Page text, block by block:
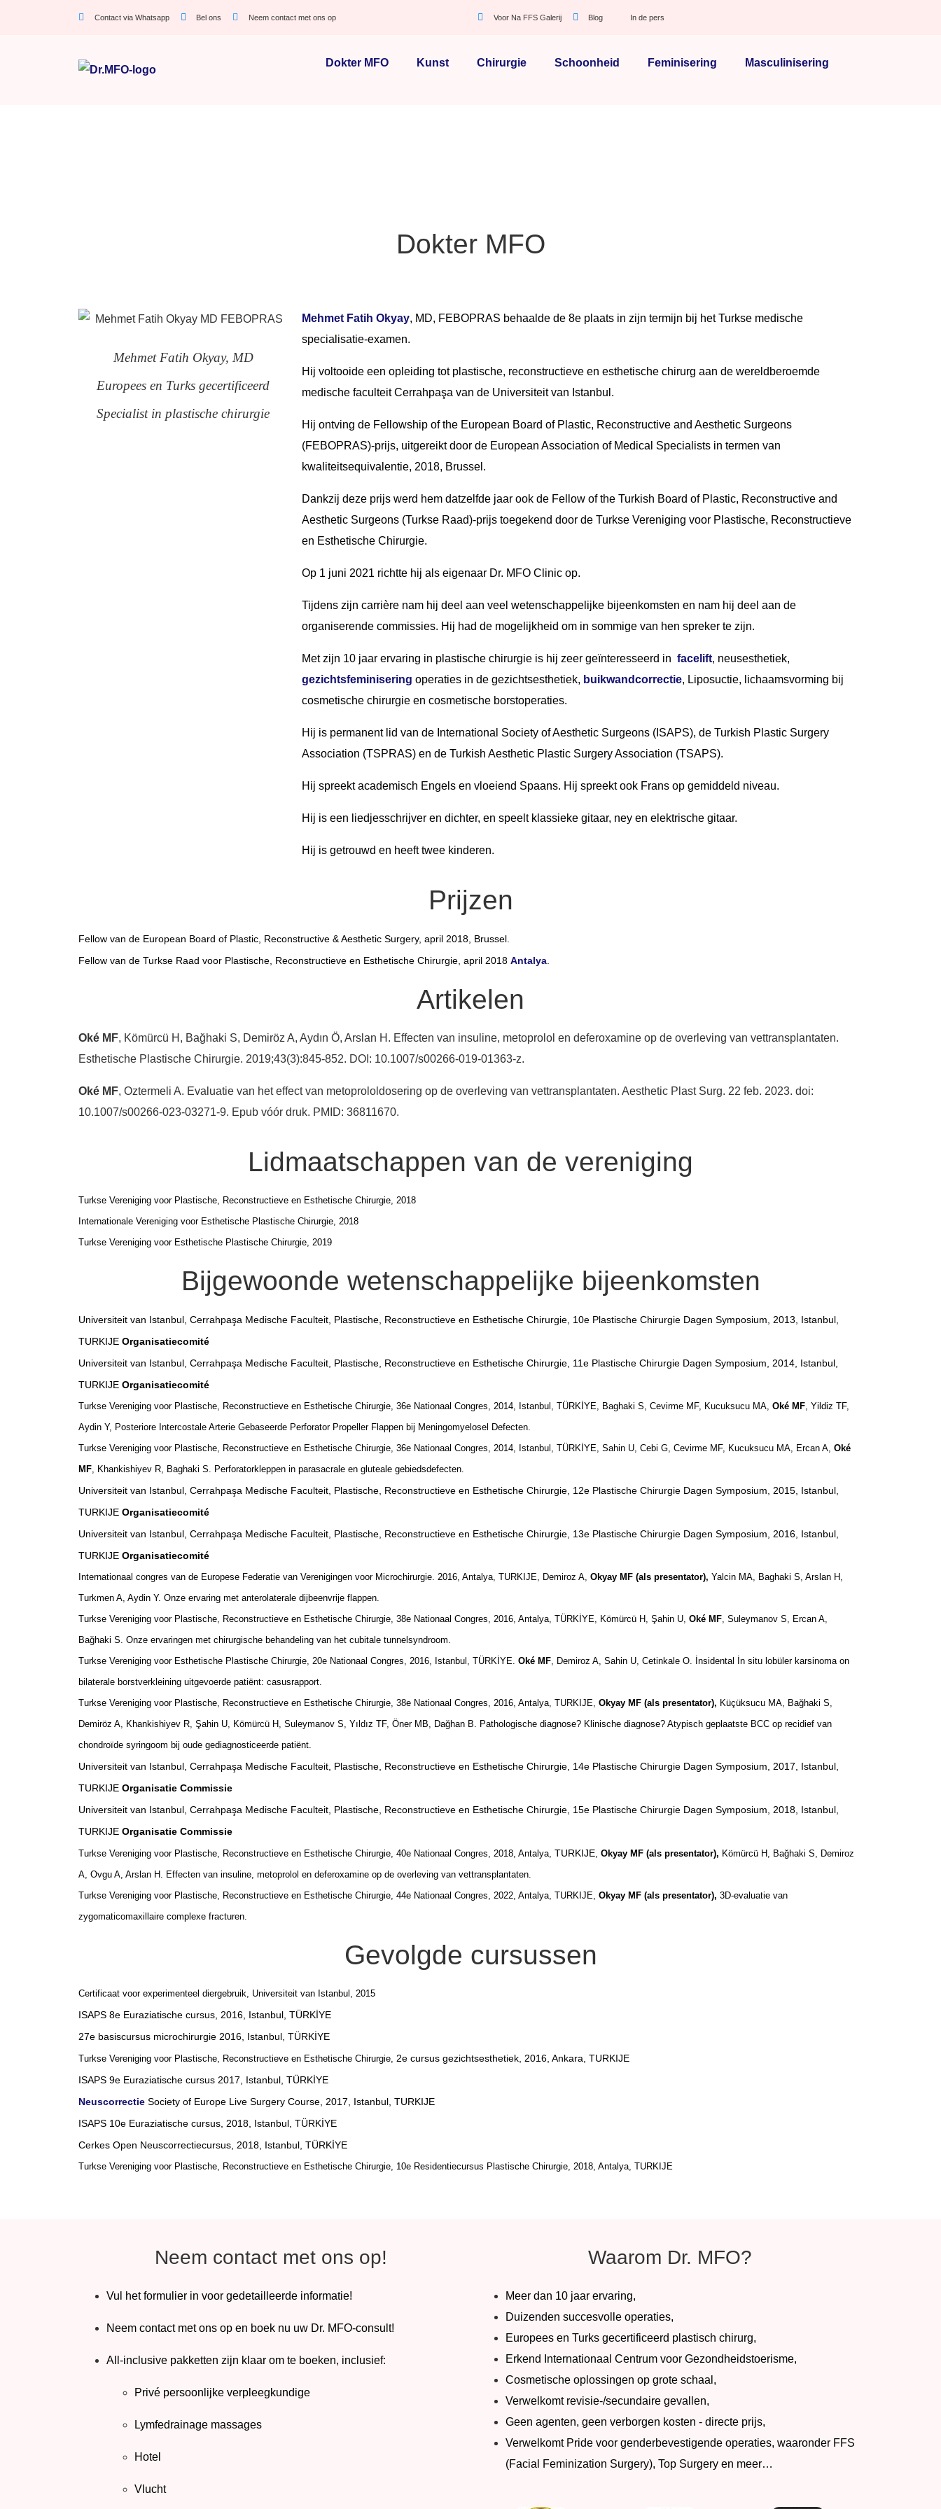
Contact via Whatsapp Bel ons Neem contact met ons op Voor Na FFS Galerij Blog In de pers
Dokter MFO Kunst Chirurgie Schoonheid Feminisering Masculinisering
Dokter MFO
Mehmet Fatih Okyay, MD
Europees en Turks gecertificeerd
Specialist in plastische chirurgie
Mehmet Fatih Okyay, MD, FEBOPRAS behaalde de 8e plaats in zijn termijn bij het Turkse medische
specialisatie-examen.
Hij voltooide een opleiding tot plastische, reconstructieve en esthetische chirurg aan de wereldberoemde
medische faculteit Cerrahpaşa van de Universiteit van Istanbul.
Hij ontving de Fellowship of the European Board of Plastic, Reconstructive and Aesthetic Surgeons
(FEBOPRAS)-prijs, uitgereikt door de European Association of Medical Specialists in termen van
kwaliteitsequivalentie, 2018, Brussel.
Dankzij deze prijs werd hem datzelfde jaar ook de Fellow of the Turkish Board of Plastic, Reconstructive and
Aesthetic Surgeons (Turkse Raad)-prijs toegekend door de Turkse Vereniging voor Plastische, Reconstructieve
en Esthetische Chirurgie.
Op 1 juni 2021 richtte hij als eigenaar Dr. MFO Clinic op.
Tijdens zijn carrière nam hij deel aan veel wetenschappelijke bijeenkomsten en nam hij deel aan de
organiserende commissies. Hij had de mogelijkheid om in sommige van hen spreker te zijn.
Met zijn 10 jaar ervaring in plastische chirurgie is hij zeer geïnteresseerd in facelift, neusesthetiek,
gezichtsfeminisering operaties in de gezichtsesthetiek, buikwandcorrectie, Liposuctie, lichaamsvorming bij
cosmetische chirurgie en cosmetische borstoperaties.
Hij is permanent lid van de International Society of Aesthetic Surgeons (ISAPS), de Turkish Plastic Surgery
Association (TSPRAS) en de Turkish Aesthetic Plastic Surgery Association (TSAPS).
Hij spreekt academisch Engels en vloeiend Spaans. Hij spreekt ook Frans op gemiddeld niveau.
Hij is een liedjesschrijver en dichter, en speelt klassieke gitaar, ney en elektrische gitaar.
Hij is getrouwd en heeft twee kinderen.
Prijzen
Fellow van de European Board of Plastic, Reconstructive & Aesthetic Surgery, april 2018, Brussel.
Fellow van de Turkse Raad voor Plastische, Reconstructieve en Esthetische Chirurgie, april 2018 Antalya
Artikelen
Oké MF, Kömürcü H, Bağhaki S, Demiröz A, Aydın Ö, Arslan H. Effecten van insuline, metoprolol en deferoxamine op de overleving van vettransplantaten.
Esthetische Plastische Chirurgie. 2019;43(3):845-852. DOI: 10.1007/s00266-019-01363-z.
Oké MF, Oztermeli A. Evaluatie van het effect van metoprololdosering op de overleving van vettransplantaten. Aesthetic Plast Surg. 22 feb. 2023. doi:
10.1007/s00266-023-03271-9. Epub vóór druk. PMID: 36811670.
Lidmaatschappen van de vereniging
Turkse Vereniging voor Plastische, Reconstructieve en Esthetische Chirurgie, 2018
Internationale Vereniging voor Esthetische Plastische Chirurgie, 2018
Turkse Vereniging voor Esthetische Plastische Chirurgie, 2019
Bijgewoonde wetenschappelijke bijeenkomsten
Universiteit van Istanbul, Cerrahpaşa Medische Faculteit, Plastische, Reconstructieve en Esthetische Chirurgie, 10e Plastische Chirurgie Dagen Symposium, 2013, Istanbul,
TURKIJE Organisatiecomité
Universiteit van Istanbul, Cerrahpaşa Medische Faculteit, Plastische, Reconstructieve en Esthetische Chirurgie, 11e Plastische Chirurgie Dagen Symposium, 2014, Istanbul,
TURKIJE Organisatiecomité
Turkse Vereniging voor Plastische, Reconstructieve en Esthetische Chirurgie, 36e Nationaal Congres, 2014, Istanbul, TÜRKİYE, Baghaki S, Cevirme MF, Kucuksucu MA, Oké MF, Yildiz TF,
Aydin Y, Posteriore Intercostale Arterie Gebaseerde Perforator Propeller Flappen bij Meningomyelosel Defecten.
Turkse Vereniging voor Plastische, Reconstructieve en Esthetische Chirurgie, 36e Nationaal Congres, 2014, Istanbul, TÜRKİYE, Sahin U, Cebi G, Cevirme MF, Kucuksucu MA, Ercan A, Oké
MF, Khankishiyev R, Baghaki S. Perforatorkleppen in parasacrale en gluteale gebiedsdefecten.
Universiteit van Istanbul, Cerrahpaşa Medische Faculteit, Plastische, Reconstructieve en Esthetische Chirurgie, 12e Plastische Chirurgie Dagen Symposium, 2015, Istanbul,
TURKIJE Organisatiecomité
Universiteit van Istanbul, Cerrahpaşa Medische Faculteit, Plastische, Reconstructieve en Esthetische Chirurgie, 13e Plastische Chirurgie Dagen Symposium, 2016, Istanbul,
TURKIJE Organisatiecomité
Internationaal congres van de Europese Federatie van Verenigingen voor Microchirurgie. 2016, Antalya, TURKIJE, Demiroz A, Okyay MF (als presentator), Yalcin MA, Baghaki S, Arslan H,
Turkmen A, Aydin Y. Onze ervaring met anterolaterale dijbeenvrije flappen.
Turkse Vereniging voor Plastische, Reconstructieve en Esthetische Chirurgie, 38e Nationaal Congres, 2016, Antalya, TÜRKİYE, Kömürcü H, Şahin U, Oké MF, Suleymanov S, Ercan A,
Bağhaki S. Onze ervaringen met chirurgische behandeling van het cubitale tunnelsyndroom.
Turkse Vereniging voor Esthetische Plastische Chirurgie, 20e Nationaal Congres, 2016, Istanbul, TÜRKİYE. Oké MF, Demiroz A, Sahin U, Cetinkale O. İnsidental İn situ lobüler karsinoma on
bilaterale borstverkleining uitgevoerde patiënt: casusrapport.
Turkse Vereniging voor Plastische, Reconstructieve en Esthetische Chirurgie, 38e Nationaal Congres, 2016, Antalya, TURKIJE, Okyay MF (als presentator), Küçüksucu MA, Bağhaki S,
Demiröz A, Khankishiyev R, Şahin U, Kömürcü H, Suleymanov S, Yıldız TF, Öner MB, Dağhan B. Pathologische diagnose? Klinische diagnose? Atypisch geplaatste BCC op recidief van
chondroïde syringoom bij oude gediagnosticeerde patiënt.
Universiteit van Istanbul, Cerrahpaşa Medische Faculteit, Plastische, Reconstructieve en Esthetische Chirurgie, 14e Plastische Chirurgie Dagen Symposium, 2017, Istanbul,
TURKIJE Organisatie Commissie
Universiteit van Istanbul, Cerrahpaşa Medische Faculteit, Plastische, Reconstructieve en Esthetische Chirurgie, 15e Plastische Chirurgie Dagen Symposium, 2018, Istanbul,
TURKIJE Organisatie Commissie
Turkse Vereniging voor Plastische, Reconstructieve en Esthetische Chirurgie, 40e Nationaal Congres, 2018, Antalya, TURKIJE, Okyay MF (als presentator), Kömürcü H, Bağhaki S, Demiroz
A, Ovgu A, Arslan H. Effecten van insuline, metoprolol en deferoxamine op de overleving van vettransplantaten.
Turkse Vereniging voor Plastische, Reconstructieve en Esthetische Chirurgie, 44e Nationaal Congres, 2022, Antalya, TURKIJE, Okyay MF (als presentator), 3D-evaluatie van
zygomaticomaxillaire complexe fracturen.
Gevolgde cursussen
Certificaat voor experimenteel diergebruik, Universiteit van Istanbul, 2015
ISAPS 8e Euraziatische cursus, 2016, Istanbul, TÜRKİYE
27e basiscursus microchirurgie 2016, Istanbul, TÜRKİYE
Turkse Vereniging voor Plastische, Reconstructieve en Esthetische Chirurgie, 2e cursus gezichtsesthetiek, 2016, Ankara, TURKIJE
ISAPS 9e Euraziatische cursus 2017, Istanbul, TÜRKİYE
Neuscorrectie Society of Europe Live Surgery Course, 2017, Istanbul, TURKIJE
ISAPS 10e Euraziatische cursus, 2018, Istanbul, TÜRKİYE
Cerkes Open Neuscorrectiecursus, 2018, Istanbul, TÜRKİYE
Turkse Vereniging voor Plastische, Reconstructieve en Esthetische Chirurgie, 10e Residentiecursus Plastische Chirurgie, 2018, Antalya, TURKIJE
Neem contact met ons op!
Vul het formulier in voor gedetailleerde informatie!
Neem contact met ons op en boek nu uw Dr. MFO-consult!
All-inclusive pakketten zijn klaar om te boeken, inclusief:
Privé persoonlijke verpleegkundige
Lymfedrainage massages
Hotel
Vlucht
Waarom Dr. MFO?
Meer dan 10 jaar ervaring,
Duizenden succesvolle operaties,
Europees en Turks gecertificeerd plastisch chirurg,
Erkend Internationaal Centrum voor Gezondheidstoerisme,
Cosmetische oplossingen op grote schaal,
Verwelkomt revisie-/secundaire gevallen,
Geen agenten, geen verborgen kosten - directe prijs,
Verwelkomt Pride voor genderbevestigende operaties, waaronder FFS
(Facial Feminization Surgery), Top Surgery en meer…